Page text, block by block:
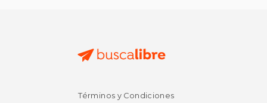
Términos y Condiciones